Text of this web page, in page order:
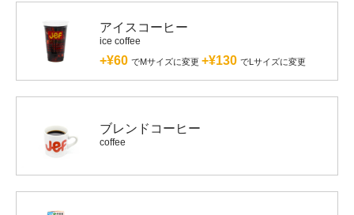
アイスコーヒー
ice coffee
+¥60 でMサイズに変更 +¥130 でLサイズに変更
ブレンドコーヒー
coffee